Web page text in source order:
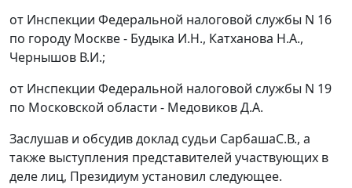
от Инспекции Федеральной налоговой службы N 16
по городу Москве - Будыка И.Н., Катханова Н.А.,
Чернышов В.И.;
от Инспекции Федеральной налоговой службы N 19
по Московской области - Медовиков Д.А.
Заслушав и обсудив доклад судьи СарбашаС.В., а
также выступления представителей участвующих в
деле лиц, Президиум установил следующее.